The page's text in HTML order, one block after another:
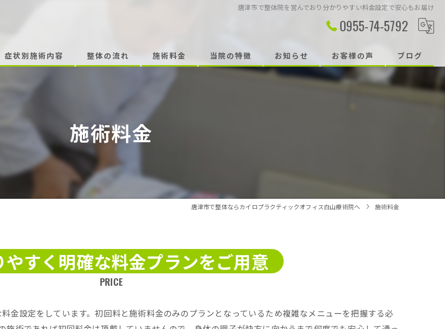
唐津市で整体院を営んでおり分かりやすい料金設定で安心もお届け
0955-74-5792
症状別施術内容
腰痛・ぎっくり腰・坐骨神経痛
頭痛・めまい・耳鳴り・メニエル症・自律神経失調症
整体の流れ 施術料金 当院の特徴 お知らせ お客様の声 ブログ
施術料金
唐津市で整体ならカイロプラクティックオフィス白山療術院へ 施術料金
やすく明確な料金プランをご用意
PRICE
金設定をしています。初回料と施術料金のみのプランとなっているため複雑なメニューを把握する必